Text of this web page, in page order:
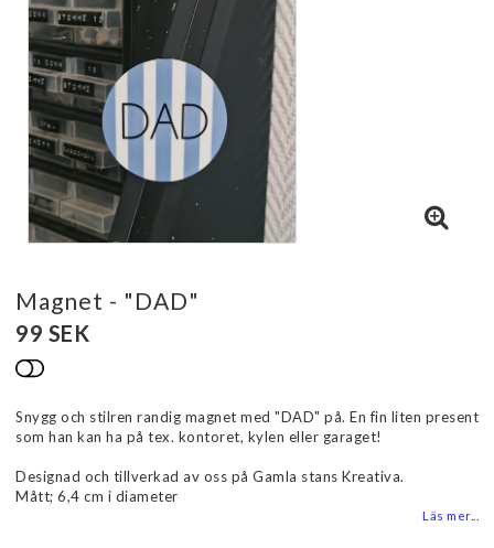
Magnet - "DAD"
99 SEK
Lägg till i favoritlistan
Snygg och stilren randig magnet med "DAD" på. En fin liten present
som han kan ha på tex. kontoret, kylen eller garaget!
Designad och tillverkad av oss på Gamla stans Kreativa.
Mått; 6,4 cm i diameter
Läs mer...